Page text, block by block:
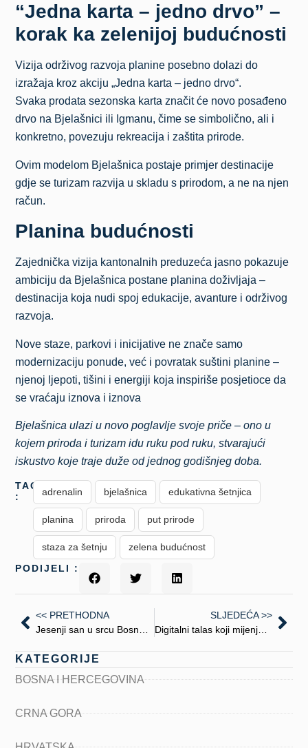
“Jedna karta – jedno drvo” –
korak ka zelenijoj budućnosti
Vizija održivog razvoja planine posebno dolazi do
izražaja kroz akciju „Jedna karta – jedno drvo“.
Svaka prodata sezonska karta značit će novo posađeno
drvo na Bjelašnici ili Igmanu, čime se simbolično, ali i
konkretno, povezuju rekreacija i zaštita prirode.
Ovim modelom Bjelašnica postaje primjer destinacije
gdje se turizam razvija u skladu s prirodom, a ne na njen
račun.
Planina budućnosti
Zajednička vizija kantonalnih preduzeća jasno pokazuje
ambiciju da Bjelašnica postane planina doživljaja –
destinacija koja nudi spoj edukacije, avanture i održivog
razvoja.
Nove staze, parkovi i inicijative ne znače samo
modernizaciju ponude, već i povratak suštini planine –
njenoj ljepoti, tišini i energiji koja inspiriše posjetioce da
se vraćaju iznova i iznova
Bjelašnica ulazi u novo poglavlje svoje priče – ono u
kojem priroda i turizam idu ruku pod ruku, stvarajući
iskustvo koje traje duže od jednog godišnjeg doba.
TAGS
:
adrenalin bjelašnica edukativna šetnjica
planina priroda put prirode
staza za šetnju
zelena budućnost
PODIJELI :
<< PRETHODNA
Jesenji san u srcu Bosne: Slapovi Kozice – čudo prirode koje oduzima dah
SLJEDEĆA >>
Digitalni talas koji mijenja putovanja
KATEGORIJE
BOSNA I HERCEGOVINA
CRNA GORA